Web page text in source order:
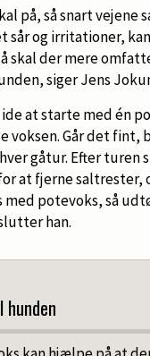
på, så snart vejene
sår og irritationer,
skal der mere
siger Jens
at starte med én
voksen. Går det fint,
gåtur. Efter turen
at fjerne saltrester,
med potevoks, så
han.